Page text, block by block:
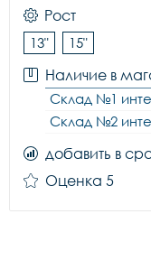
Рост
13" 15"
Наличие в
Склад №1
Склад №2
добавить в
Оценка 5